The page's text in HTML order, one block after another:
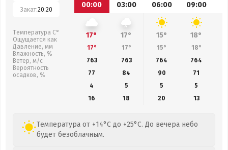
Закат:20:20
Температура С°
Ощущается как
Давление, мм
Влажность, %
Ветер, м/с
Вероятность
осадков, %
00:00
03:00 06:00 09:00
17° 17° 15° 18°
17° 17° 15° 18°
763
763 764 764
77
84 90 71
4
5 5
5
16
18 20 13
Температура от +14°C до +25°C. До вечера небо
будет безоблачным.